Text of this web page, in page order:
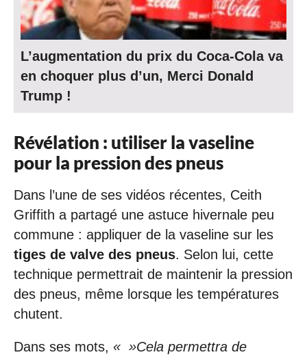
L’augmentation du prix du Coca-Cola va
en choquer plus d’un, Merci Donald
Trump !
Révélation : utiliser la vaseline
pour la pression des pneus
Dans l’une de ses vidéos récentes, Ceith
Griffith a partagé une astuce hivernale peu
commune : appliquer de la vaseline sur les
tiges de valve des pneus. Selon lui, cette
technique permettrait de maintenir la pression
des pneus, même lorsque les températures
chutent.
Dans ses mots, « »Cela permettra de